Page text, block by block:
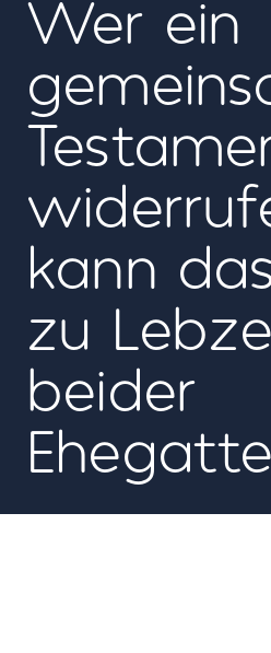
Wer ein
kann
zu
beider